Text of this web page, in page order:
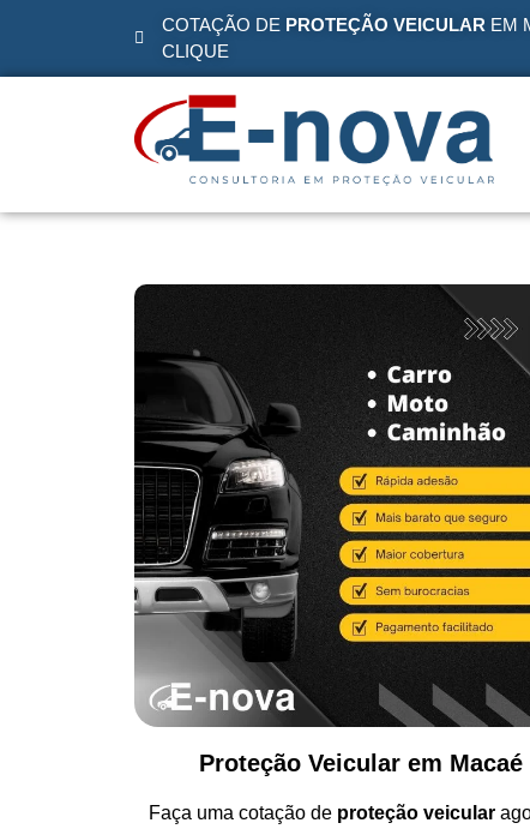
COTAÇÃO DE PROTEÇÃO VEICULAR EM
CLIQUE
Proteção Veicular em Macaé
Faça uma cotação de proteção veicular